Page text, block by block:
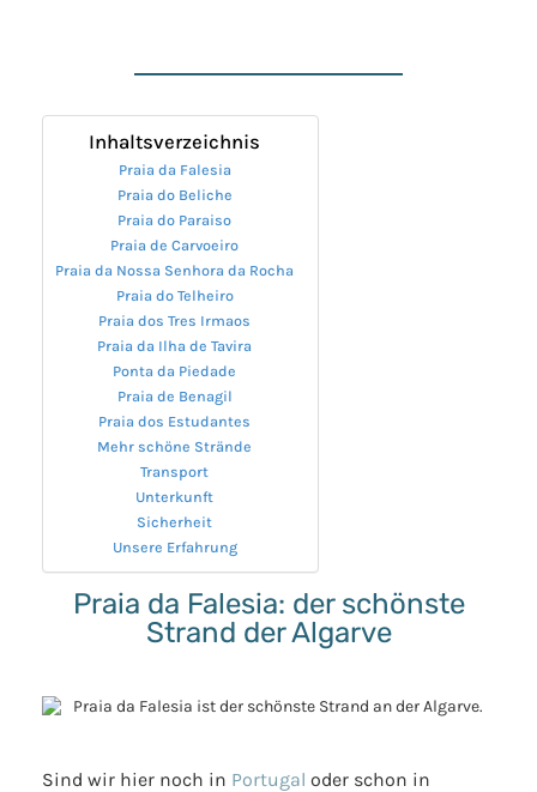
Inhaltsverzeichnis
Praia da Falesia
Praia do Beliche
Praia do Paraiso
Praia de Carvoeiro
Praia da Nossa Senhora da Rocha
Praia do Telheiro
Praia dos Tres Irmaos
Praia da Ilha de Tavira
Ponta da Piedade
Praia de Benagil
Praia dos Estudantes
Mehr schöne Strände
Transport
Unterkunft
Sicherheit
Unsere Erfahrung
Praia da Falesia: der schönste
Strand der Algarve
Sind wir hier noch in Portugal oder schon in